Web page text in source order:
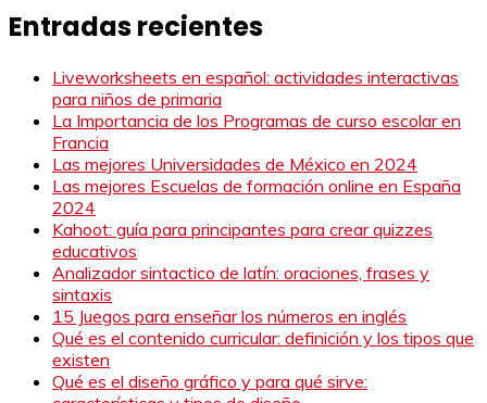
Entradas recientes
Liveworksheets en español: actividades interactivas
para niños de primaria
La Importancia de los Programas de curso escolar en
Francia
Las mejores Universidades de México en 2024
Las mejores Escuelas de formación online en España
2024
Kahoot: guía para principantes para crear quizzes
educativos
Analizador sintactico de latín: oraciones, frases y
sintaxis
15 Juegos para enseñar los números en inglés
Qué es el contenido curricular: definición y los tipos que
existen
Qué es el diseño gráfico y para qué sirve: